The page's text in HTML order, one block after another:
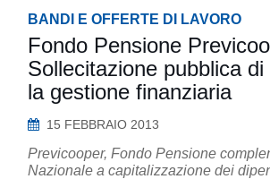
BANDI E OFFERTE DI LAVORO
Fondo Pensione
Sollecitazione pubblica
la gestione finanziaria
15 FEBBRAIO 2013
Previcooper, Fondo Pensione
Nazionale a capitalizzazione dei